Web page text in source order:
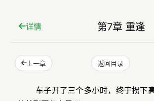
详情 第7章 重逢
上一章 返回目录
车子开了三个多小时，终于拐下